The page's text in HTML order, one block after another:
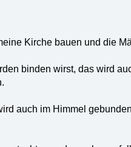
Kirche bauen und die
binden wirst, das wird
auch im Himmel